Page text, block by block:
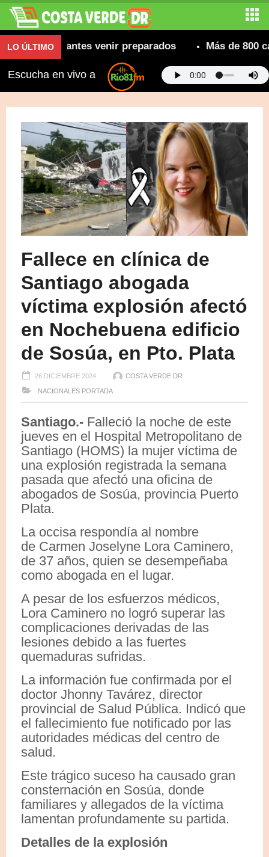
LO ÚLTIMO
a visitantes venir preparados Más de 800
Escucha en vivo a
Fallece en clínica de
Santiago abogada
víctima explosión afectó
en Nochebuena edificio
de Sosúa, en Pto. Plata
26 DICIEMBRE 2024 COSTA VERDE DR
NACIONALES PORTADA
Santiago.- Falleció la noche de este
jueves en el Hospital Metropolitano de
Santiago (HOMS) la mujer víctima de
una explosión registrada la semana
pasada que afectó una oficina de
abogados de Sosúa, provincia Puerto
Plata.
La occisa respondía al nombre
de Carmen Joselyne Lora Caminero,
de 37 años, quien se desempeñaba
como abogada en el lugar.
A pesar de los esfuerzos médicos,
Lora Caminero no logró superar las
complicaciones derivadas de las
lesiones debido a las fuertes
quemaduras sufridas.
La información fue confirmada por el
doctor Jhonny Tavárez, director
provincial de Salud Pública. Indicó que
el fallecimiento fue notificado por las
autoridades médicas del centro de
salud.
Este trágico suceso ha causado gran
consternación en Sosúa, donde
familiares y allegados de la víctima
lamentan profundamente su partida.
Detalles de la explosión